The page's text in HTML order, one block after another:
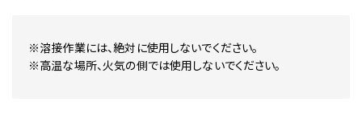
※溶接作業には、絶対に使用しないでください。
※高温な場所、火気の側では使用しないでください。